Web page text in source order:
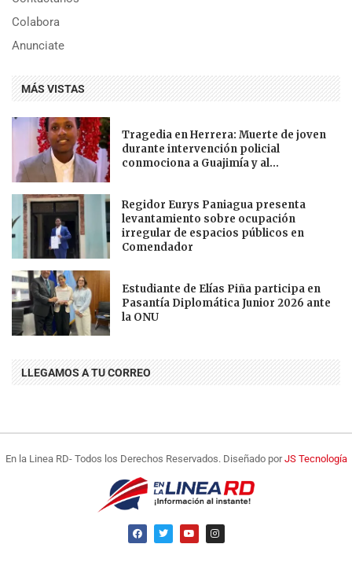
Colabora
Anunciate
MÁS VISTAS
Tragedia en Herrera: Muerte de joven
durante intervención policial
conmociona a Guajimía y al...
Regidor Eurys Paniagua presenta
levantamiento sobre ocupación
irregular de espacios públicos en
Comendador
Estudiante de Elías Piña participa en
Pasantía Diplomática Junior 2026 ante
la ONU
LLEGAMOS A TU CORREO
En la Linea RD- Todos los Derechos Reservados. Diseñado porJS Tecnología